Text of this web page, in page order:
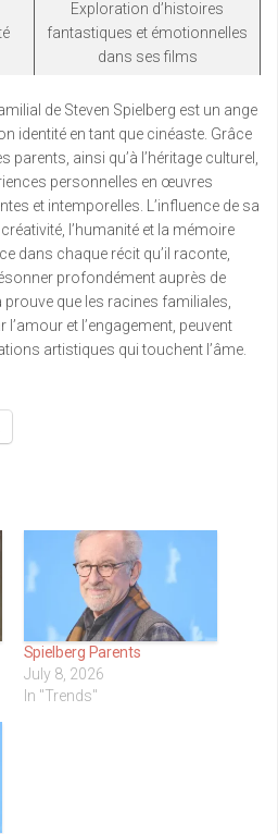
Exploration d’histoires
fantastiques et émotionnelles
dans ses films
de Steven Spielberg est un ange
identité en tant que cinéaste. Grâce
parents, ainsi qu’à l’héritage culturel,
personnelles en œuvres
et intemporelles. L’influence de sa
l’humanité et la mémoire
dans chaque récit qu’il raconte,
profondément auprès de
que les racines familiales,
et l’engagement, peuvent
artistiques qui touchent l’âme.
Spielberg Parents
July 8, 2026
In "Trends"